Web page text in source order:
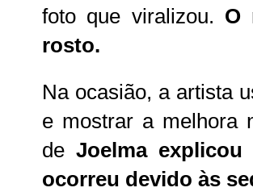
foto que viralizou. O
rosto.
Na ocasião, a artista
e mostrar a melhora
de Joelma
ocorreu devido às